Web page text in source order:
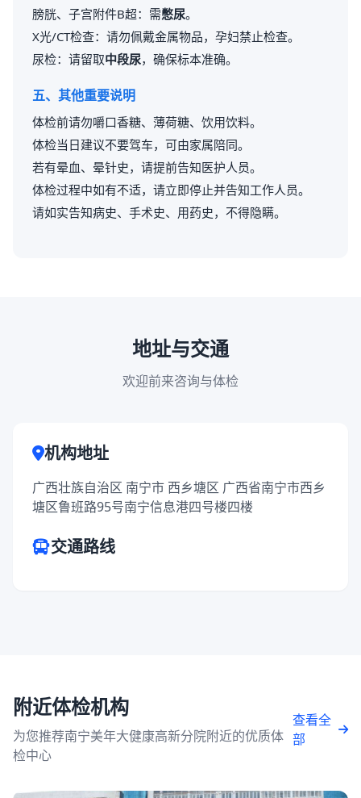
膀胱、子宫附件B超：需憋尿。
X光/CT检查：请勿佩戴金属物品，孕妇禁止检查。
尿检：请留取中段尿，确保标本准确。
五、其他重要说明
体检前请勿嚼口香糖、薄荷糖、饮用饮料。
体检当日建议不要驾车，可由家属陪同。
若有晕血、晕针史，请提前告知医护人员。
体检过程中如有不适，请立即停止并告知工作人员。
请如实告知病史、手术史、用药史，不得隐瞒。
地址与交通
欢迎前来咨询与体检
机构地址
广西壮族自治区 南宁市 西乡塘区 广西省南宁市西乡
塘区鲁班路95号南宁信息港四号楼四楼
交通路线
附近体检机构
为您推荐南宁美年大健康高新分院附近的优质体
检中心
查看全
部